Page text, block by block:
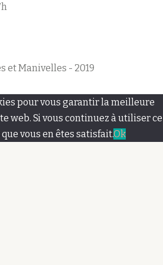
et Manivelles - 2019
pour vous garantir la meilleure
web. Si vous continuez à utiliser ce
vous en êtes satisfait.Ok